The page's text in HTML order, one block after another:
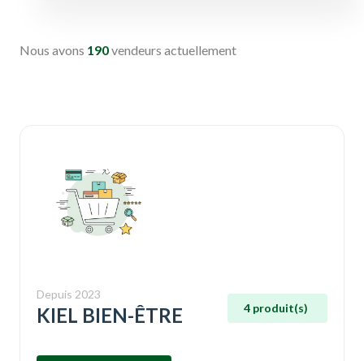
Nous avons 190vendeurs actuellement
Depuis 2023
KIEL BIEN-ÊTRE 4 produit(s)